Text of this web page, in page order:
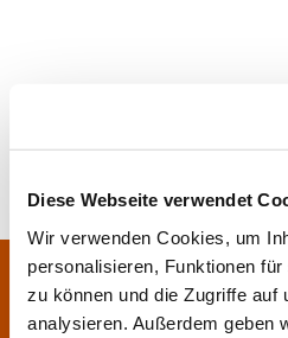
Diese Webseite verwendet
Wir verwenden Cookies, um
personalisieren, Funktionen
zu können und die Zugriffe auf
analysieren. Außerdem geben
Pfarrei Sankt Klara und
Zentrales Pfarrbüro:
Im Bangert 8,63450 Hanau